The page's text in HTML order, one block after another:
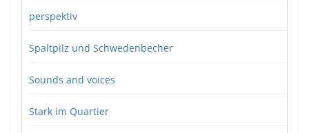
perspektiv
Spaltpilz und Schwedenbecher
Sounds and voices
Stark im Quartier